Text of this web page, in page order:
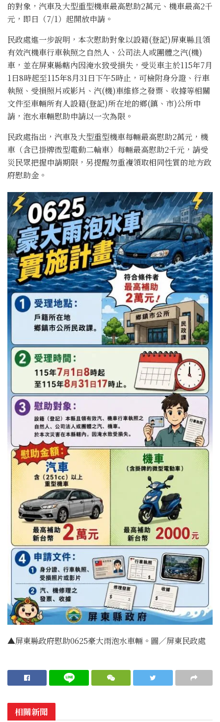
的對象，汽車及大型重型機車最高慰助2萬元、機車最高2千
元，即日（7/1）起開放申請。
民政處進一步說明，本次慰助對象以設籍(登記)屏東縣且領
有效汽機車行車執照之自然人、公司法人或團體之汽(機)
車，並在屏東縣轄內因淹水致受損失，受災車主於115年7月
1日8時起至115年8月31日下午5時止，可檢附身分證、行車
執照、受損照片或影片、汽(機)車維修之發票、收據等相關
文件至車輛所有人設籍(登記)所在地的鄉(鎮、市)公所申
請，泡水車輛慰助申請以一次為限。
民政處指出，汽車及大型重型機車每輛最高慰助2萬元，機
車（含已掛牌微型電動二輪車）每輛最高慰助2千元，請受
災民眾把握申請期限，另提醒勿重複領取相同性質的地方政
府慰助金。
▲屏東縣政府慰助0625豪大雨泡水車輛。圖／屏東民政處
相關新聞